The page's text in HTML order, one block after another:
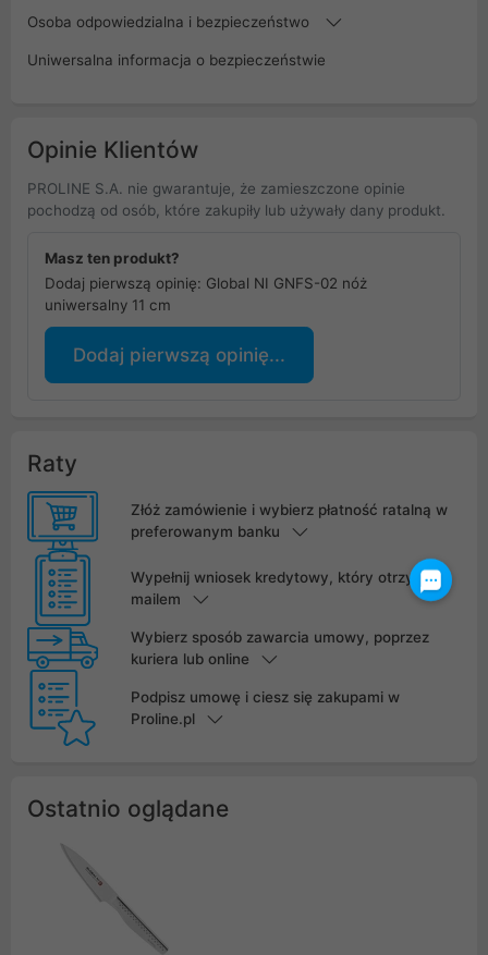
Osoba odpowiedzialna i bezpieczeństwo
Uniwersalna informacja o bezpieczeństwie
Opinie Klientów
PROLINE S.A. nie gwarantuje, że zamieszczone opinie
pochodzą od osób, które zakupiły lub używały dany produkt.
Masz ten produkt?
Dodaj pierwszą opinię: Global NI GNFS-02 nóż
uniwersalny 11 cm
Dodaj pierwszą opinię...
Raty
Złóż zamówienie i wybierz płatność ratalną w
preferowanym banku
Wypełnij wniosek kredytowy, który otrzymasz
mailem
Wybierz sposób zawarcia umowy, poprzez
kuriera lub online
Podpisz umowę i ciesz się zakupami w
Proline.pl
Ostatnio oglądane